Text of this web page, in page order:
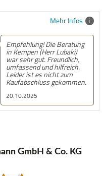
Mehr Infos
20.10.2025
Empfehlung! Die Beratung
in Kempen (Herr Lubaki)
war sehr gut. Freundlich,
umfassend und hilfreich.
Leider ist es nicht zum
Kaufabschluss gekommen.
GmbH & Co. KG